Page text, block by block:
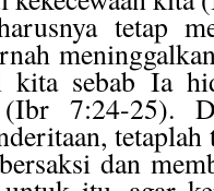
tetap
sebab Ia
(Ibr 7:24-25).
dan